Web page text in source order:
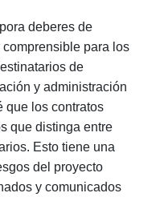
deberes de
para los
de
y administración
que los contratos
que distinga entre
Esto tiene una
del proyecto
y comunicados